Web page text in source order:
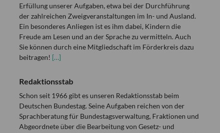
Erfüllung unserer Aufgaben, etwa bei der Durchführung
der zahlreichen Zweigveranstaltungen im In- und Ausland.
Ein besonderes Anliegen ist es ihm dabei, Kindern die
Freude am Lesen und an der Sprache zu vermitteln. Auch
Sie können durch eine Mitgliedschaft im Förderkreis dazu
beitragen! […]
Redaktionsstab
Schon seit 1966 gibt es unseren Redaktionsstab beim
Deutschen Bundestag. Seine Aufgaben reichen von der
Sprachberatung für Bundestagsverwaltung, Fraktionen und
Abgeordnete über die Bearbeitung von Gesetz- und